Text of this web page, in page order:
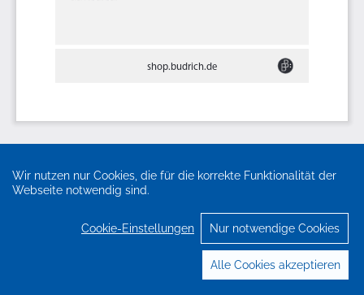
Wir nutzen nur Cookies, die für die korrekte Funktionalität der
Webseite notwendig sind.
Cookie-Einstellungen Nur notwendige Cookies
Alle Cookies akzeptieren